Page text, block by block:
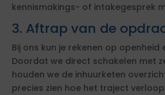
kennismakings- of intakegesprek
3. Aftrap van de
Bij ons kun je rekenen op
Doordat we direct schakelen met
houden we de inhuurketen
precies zien hoe het traject